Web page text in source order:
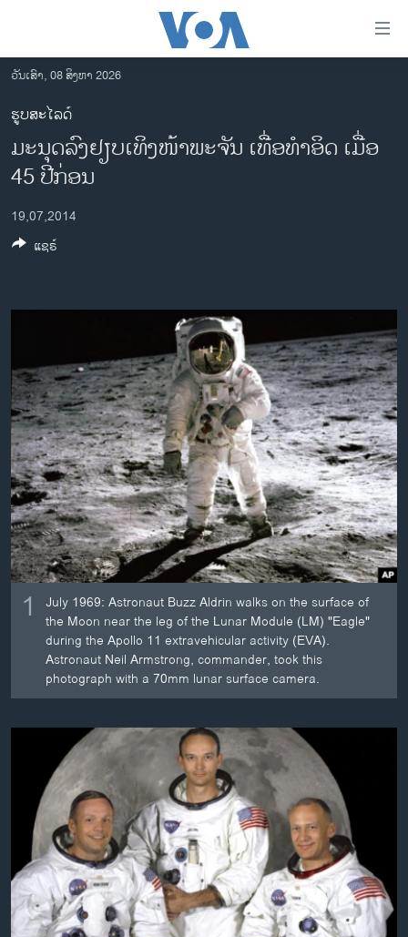
ເຂົ້າ
ຫາ
ຂ້າມ
ຂ້າມ
ຂ້າມ
ຫາ
ຊອກ
ລາວ
ອາເມຣິກາ
ຂ່າວ​ຈີນ
ຊີວິດຊາວລາວ
ຊຸມຊົນຊາວລາວ
ວິທະຍາສາດ-ເທັກໂນໂລຈີ
ທຸລະກິດ
ພາສາອັງກິດ
ວີດີໂອ
ສຽງ
ລາຍການກະຈາຍສຽງ
ລາຍງານ
ຕິດຕາມພວກເຮົາ ທີ່
ພາສາຕ່າງໆ
ວັນເສົາ, 08 ສິງຫາ 2026
ຮູບສະໄລດ໌
ມະນຸດລົງຢຽບເທິງໜ້າພະຈັນ ເທື່ອທຳອິດ ເມື່ອ
45 ປີກ່ອນ
19,07,2014
1
July 1969: Astronaut Buzz Aldrin walks on the surface of
the Moon near the leg of the Lunar Module (LM) "Eagle"
during the Apollo 11 extravehicular activity (EVA).
Astronaut Neil Armstrong, commander, took this
photograph with a 70mm lunar surface camera.
ແຊຣ໌